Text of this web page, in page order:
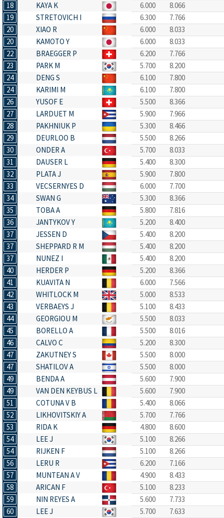
18
KAYA K 6.000
8.066
19
STRETOVICH I 6.300
7.766
20
XIAO R 6.000
8.033
20
KAMOTO Y 6.000
8.033
22
BRAEGGER P 6.200
7.766
23
PARK M 5.700
8.200
24
DENG S 6.100
7.800
24
KARIMI M 6.100
7.800
26
YUSOF E 5.500
8.366
27
LARDUET M 5.900
7.966
28
PAKHNIUK P 5.300
8.466
29
DEURLOO B 5.500
8.266
30
ONDER A 5.700
8.033
31
DAUSER L 5.400
8.300
32
PLATA J 5.900
7.800
33
VECSERNYES D 6.000
7.700
34
SWAN G 5.300
8.366
35
TOBA A 5.800
7.816
36
JANTYKOV Y 5.200
8.400
37
JESSEN D 5.400
8.200
37
SHEPPARD R M 5.400
8.200
37
NUNEZ I 5.400
8.200
40
HERDER P 5.200
8.366
41
KUAVITA N 6.000
7.566
42
WHITLOCK M 5.000
8.533
43
VERBAEYS J 5.100
8.433
44
GEORGIOU M 5.500
8.033
45
BORELLO A 5.500
8.016
46
CALVO C 5.200
8.300
47
ZAKUTNEY S 5.500
8.000
47
SHATILOV A 5.500
8.000
49
BENDA A 5.600
7.900
49
VAN DEN KEYBUS L 5.600
7.900
51
COTUNA V B 5.400
8.066
52
LIKHOVITSKIY A 5.700
7.766
53
RIDA K 4.800
8.600
54
LEE J 5.100
8.266
54
RIJKEN F 5.100
8.266
56
LERU R 6.200
7.166
57
MUNTEAN A V 4.900
8.433
58
ARICAN F 5.100
8.233
59
NIN REYES A 5.600
7.733
60
LEE J 5.700
7.633